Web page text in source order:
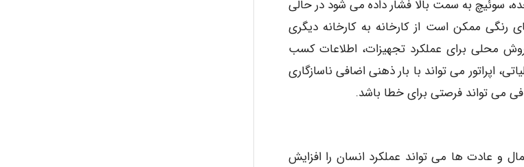
سوئیچ به سمت بالا فشار داده می شود در حالی
رنگی ممکن است از کارخانه به کارخانه دیگری
محلی برای عملکرد تجهیزات، اطلاعات کسب
اپراتور می تواند با بار ذهنی اضافی ناسازگاری
می تواند فرصتی برای خطا باشد.
و عادت ها می تواند عملکرد انسان را افزایش